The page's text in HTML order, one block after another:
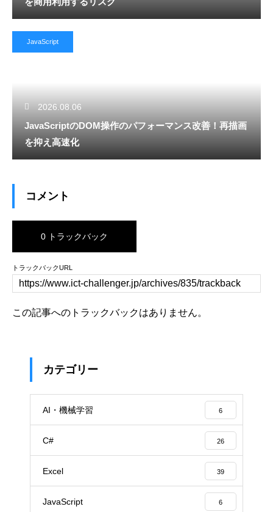
JavaScript
2026.08.06
JavaScriptのDOM操作のパフォーマンス改善！再描画
を抑え高速化
コメント
0 トラックバック
トラックバックURL
この記事へのトラックバックはありません。
カテゴリー
AI・機械学習 6
C# 26
Excel 39
JavaScript 6